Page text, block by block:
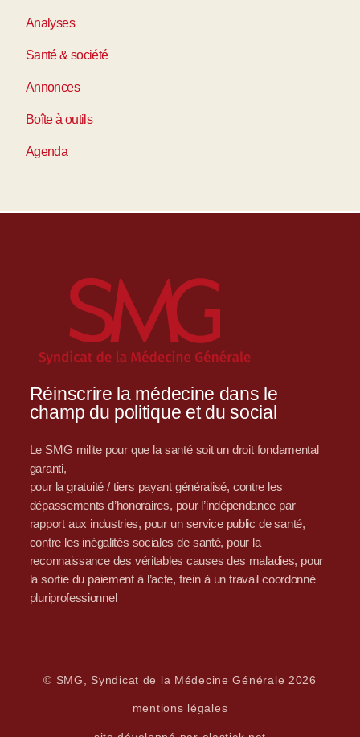
Analyses
Santé & société
Annonces
Boîte à outils
Agenda
Réinscrire la médecine dans le
champ du politique et du social
Le SMG milite pour que la santé soit un droit fondamental
garanti,
pour la gratuité / tiers payant généralisé, contre les
dépassements d’honoraires, pour l’indépendance par
rapport aux industries, pour un service public de santé,
contre les inégalités sociales de santé, pour la
reconnaissance des véritables causes des maladies, pour
la sortie du paiement à l’acte, frein à un travail coordonné
pluriprofessionnel
© SMG, Syndicat de la Médecine Générale 2026
mentions légales